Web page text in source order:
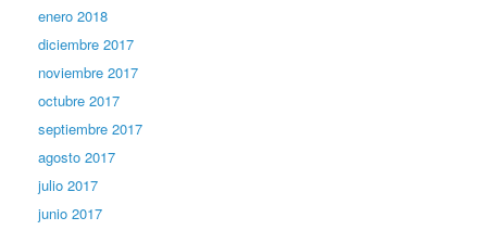
enero 2018
diciembre 2017
noviembre 2017
octubre 2017
septiembre 2017
agosto 2017
julio 2017
junio 2017